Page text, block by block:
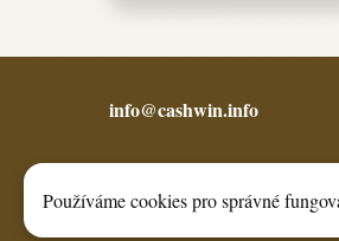
info@cashwin.info
Používáme cookies pro správné